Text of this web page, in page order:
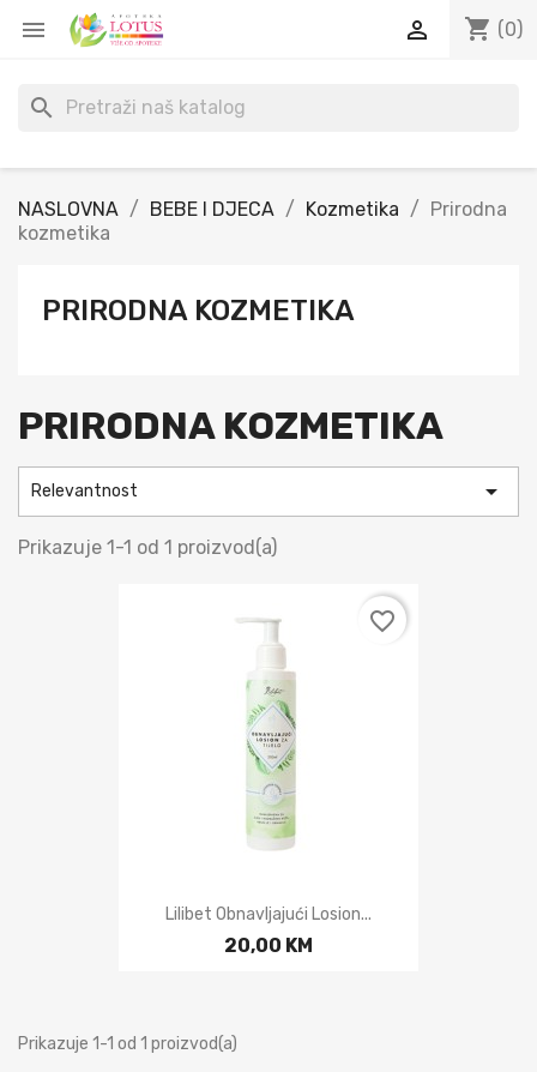
 shopping_cart (0)

search
NASLOVNA BEBE I DJECA Kozmetika
Prirodna
kozmetika
PRIRODNA KOZMETIKA
PRIRODNA KOZMETIKA
Relevantnost 
Prikazuje 1-1 od 1 proizvod(a)
Lilibet Obnavljajući Losion...
20,00 KM
favorite_border
Prikazuje 1-1 od 1 proizvod(a)